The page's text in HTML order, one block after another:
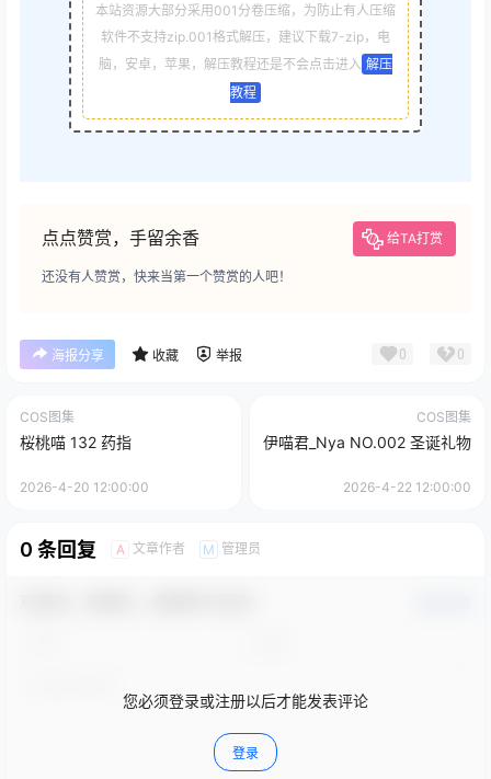
本站资源大部分采用001分卷压缩，为防止有人压缩
软件不支持zip.001格式解压，建议下载7-zip，电
脑，安卓，苹果，解压教程还是不会点击进入 解压
教程
点点赞赏，手留余香 给TA打赏
还没有人赞赏，快来当第一个赞赏的人吧！
海报分享 收藏 举报 0 0
COS图集
桜桃喵 132 药指
2026-4-20 12:00:00
COS图集
伊喵君_Nya NO.002 圣诞礼物
2026-4-22 12:00:00
0 条回复 A 文章作者 M 管理员
您必须登录或注册以后才能发表评论
登录